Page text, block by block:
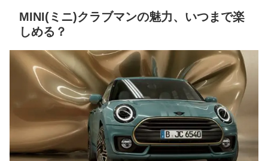
MINI(ミニ)クラブマンの魅力、いつまで楽
しめる？